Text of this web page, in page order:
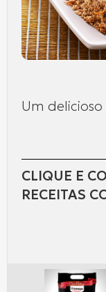
Um
CLIQUE E
RECEITAS